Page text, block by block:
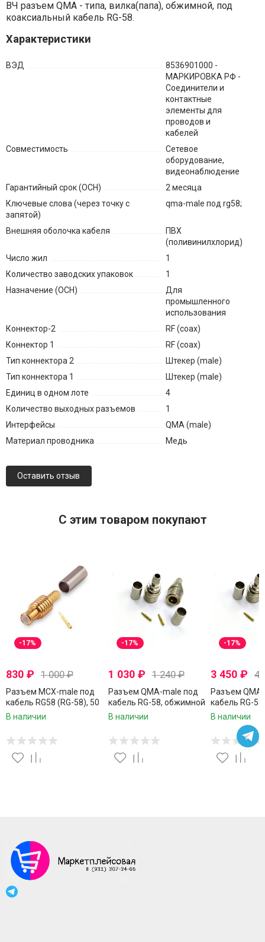
ВЧ разъем QMA - типа, вилка(папа), обжимной, под
коаксиальный кабель RG-58.
Характеристики
ВЭД
8536901000 -
МАРКИРОВКА РФ -
Соединители и
контактные
элементы для
проводов и
кабелей
Совместимость
Сетевое
оборудование,
видеонаблюдение
Гарантийный срок (ОСН)
2 месяца
Ключевые слова (через точку с
запятой)
qma-male под rg58;
Внешняя оболочка кабеля
ПВХ
(поливинилхлорид)
Число жил
1
Количество заводских упаковок
1
Назначение (ОСН)
Для
промышленного
использования
Коннектор-2
RF (coax)
Коннектор 1
RF (coax)
Тип коннектора 2
Штекер (male)
Тип коннектора 1
Штекер (male)
Единиц в одном лоте
4
Количество выходных разъемов
1
Интерфейсы
QMA (male)
Материал проводника
Медь
Оставить отзыв
C этим товаром покупают
-17%
830 ₽ 1 000₽
Разъем MCX-male под
кабель RG58 (RG-58), 50
Ом, обжимной под
В наличии
-17%
1 030 ₽ 1 240₽
Разъем QMA-male под
кабель RG-58, обжимной
под пайку, 1 шт.
В наличии
-17%
3 450 ₽ 4
Разъем
кабель RG-
под пайку, 10
В наличии